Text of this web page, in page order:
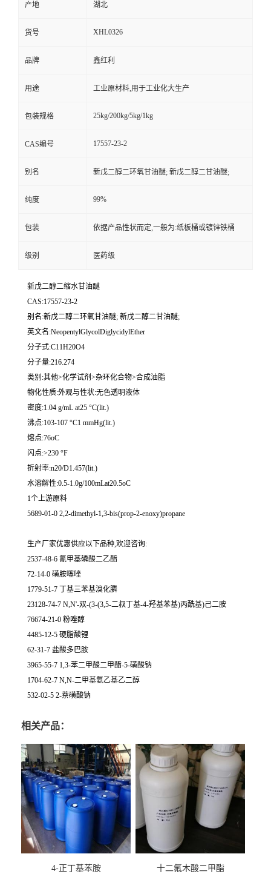
产地 湖北
货号 XHL0326
品牌 鑫红利
用途 工业原材料,用于工业化大生产
包装规格 25kg/200kg/5kg/1kg
CAS编号 17557-23-2
别名 新戊二醇二环氧甘油醚; 新戊二醇二甘油醚;
纯度 99%
包装 依据产品性状而定,一般为:纸板桶或镀锌铁桶
级别 医药级
新戊二醇二缩水甘油醚
CAS:17557-23-2
别名:新戊二醇二环氧甘油醚; 新戊二醇二甘油醚;
英文名:NeopentylGlycolDiglycidylEther
分子式:C11H20O4
分子量:216.274
类别:其他>化学试剂>杂环化合物>合成油脂
物化性质:外观与性状:无色透明液体
密度:1.04 g/mL at25 °C(lit.)
沸点:103-107 °C1 mmHg(lit.)
熔点:76oC
闪点:>230 °F
折射率:n20/D1.457(lit.)
水溶解性:0.5-1.0g/100mLat20.5oC
1个上游原料
5689-01-0 2,2-dimethyl-1,3-bis(prop-2-enoxy)propane
生产厂家优惠供应以下品种,欢迎咨询:
2537-48-6 氰甲基磷酸二乙酯
72-14-0 磺胺噻唑
1779-51-7 丁基三苯基溴化膦
23128-74-7 N,N'-双-(3-(3,5-二叔丁基-4-羟基苯基)丙酰基)己二胺
76674-21-0 粉唑醇
4485-12-5 硬脂酸锂
62-31-7 盐酸多巴胺
3965-55-7 1,3-苯二甲酸二甲酯-5-磺酸钠
1704-62-7 N,N-二甲基氨乙基乙二醇
532-02-5 2-萘磺酸钠
相关产品：
4-正丁基苯胺 十二氟木酸二甲酯